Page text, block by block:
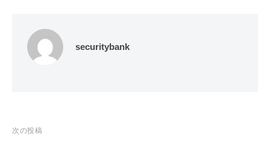
securitybank
投
次の投稿